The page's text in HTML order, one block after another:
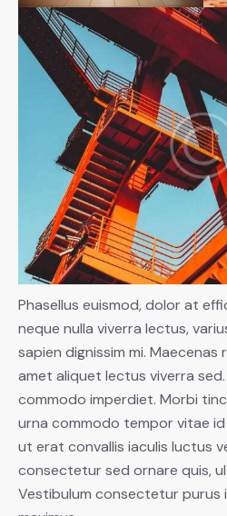
Phasellus euismod, dolor at
neque nulla viverra lectus,
sapien dignissim mi.
amet aliquet lectus viverra
commodo imperdiet. Morbi
urna commodo tempor vitae
ut erat convallis iaculis luctus
consectetur sed ornare quis,
Vestibulum consectetur purus